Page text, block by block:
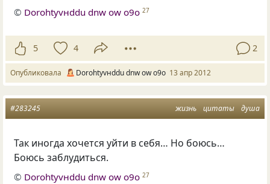
© Dorohtyvнddu dnw оw о9о 27
5 4 2
Опубликовала Dorohtyvнddu dnw оw о9о 13 апр 2012
жизнь цитаты душа
#283245
Так иногда хочется уйти в себя… Но боюсь…
Боюсь заблудиться.
© Dorohtyvнddu dnw оw о9о 27